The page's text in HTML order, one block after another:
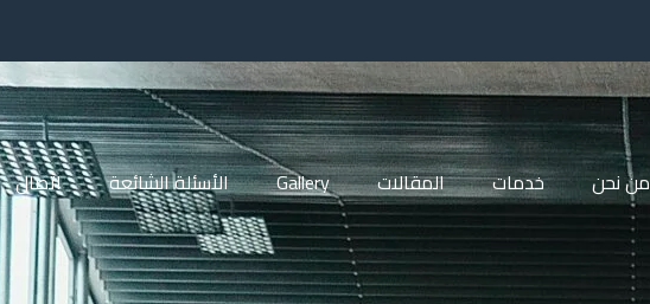
من نحن خدمات المقالات Gallery الأسئلة الشائعة اتصال